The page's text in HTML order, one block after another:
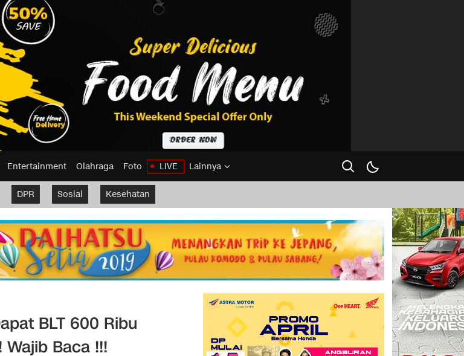
Entertainment Olahraga Foto LIVE Lainnya
DPR Sosial Kesehatan
BLT 600 Ribu
Wajib Baca !!!